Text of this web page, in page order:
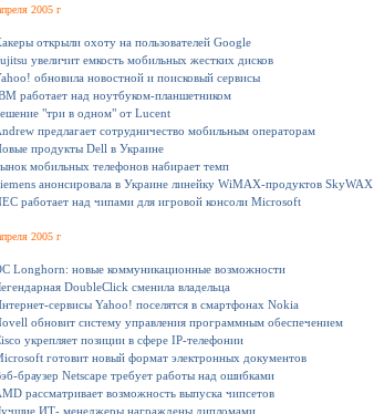
2005 г
открыли охоту на пользователей Google
увеличит емкость мобильных жестких дисков
обновила новостной и поисковый сервисы
работает над ноутбуком-планшетником
"три в одном" от Lucent
предлагает сотрудничество мобильным операторам
продукты Dell в Украине
мобильных телефонов набирает темп
анонсировала в Украине линейку WiMAX-продуктов SkyWAX
работает над чипами для игровой консоли Microsoft
2005 г
Longhorn: новые коммуникационные возможности
DoubleClick сменила владельца
сервисы Yahoo! поселятся в смартфонах Nokia
обновит систему управления программным обеспечением
укрепляет позиции в сфере IP-телефонии
готовит новый формат электронных документов
браузер Netscape требует работы над ошибками
рассматривает возможность выпуска чипсетов
ИТ- менеджеры награждены дипломами